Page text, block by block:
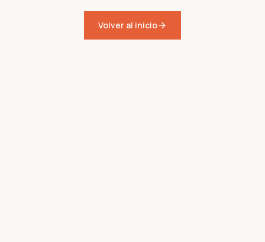
Volver al inicio